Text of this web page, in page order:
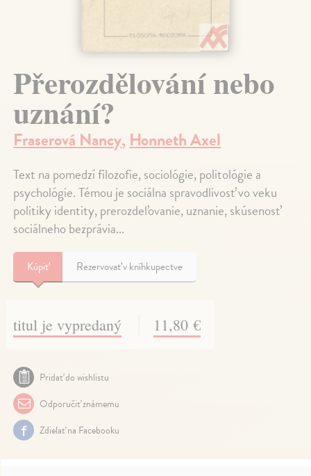
Přerozdělování nebo
uznání?
Fraserová Nancy,Honneth Axel
Text na pomedzí filozofie, sociológie, politológie a
psychológie. Témou je sociálna spravodlivosť vo veku
politiky identity, prerozdeľovanie, uznanie, skúsenosť
sociálneho bezprávia...
Kúpiť Rezervovať v kníhkupectve
titul je vypredaný 11,80 €
Pridať do wishlistu
Odporučiť známemu
Zdielať na Facebooku